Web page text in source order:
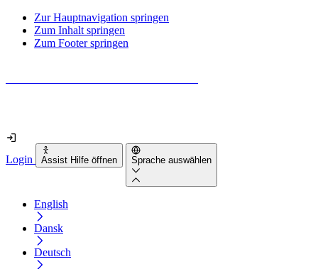
Zur Hauptnavigation springen
Zum Inhalt springen
Zum Footer springen
Login Assist Hilfe öffnen Sprache auswählen
English
Dansk
Deutsch